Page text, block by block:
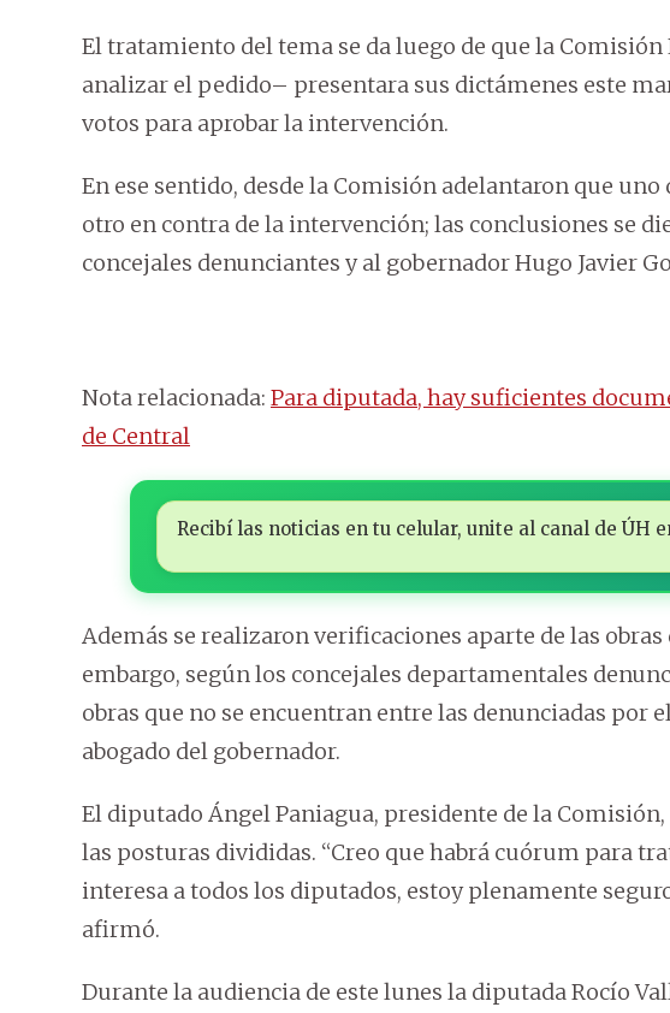
El tratamiento del tema se da luego de que la
analizar el pedido– presentara sus dictámenes este
votos para aprobar la intervención.
En ese sentido, desde la Comisión adelantaron que
otro en contra de la intervención; las conclusiones se
concejales denunciantes y al gobernador Hugo Javier
Nota relacionada: Para diputada, hay suficientes
de Central
Recibí las noticias en tu celular, unite al canal de ÚH
Además se realizaron verificaciones aparte de las
embargo, según los concejales departamentales
obras que no se encuentran entre las denunciadas por
abogado del gobernador.
El diputado Ángel Paniagua, presidente de la
las posturas divididas. “Creo que habrá cuórum para
interesa a todos los diputados, estoy plenamente
afirmó.
Durante la audiencia de este lunes la diputada Rocío